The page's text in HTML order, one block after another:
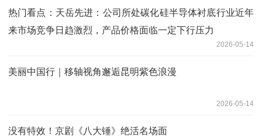
热门看点：天岳先进：公司所处碳化硅半导体衬底行业近年
来市场竞争日趋激烈，产品价格面临一定下行压力
2026-05-14
美丽中国行｜移轴视角邂逅昆明紫色浪漫
2026-05-14
没有特效！京剧《八大锤》绝活名场面